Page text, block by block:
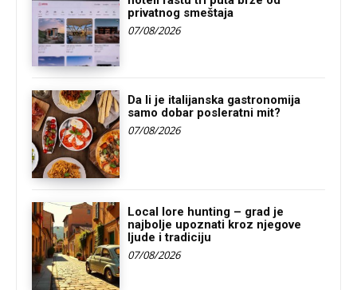
privatnog smeštaja
07/08/2026
Da li je italijanska gastronomija
samo dobar posleratni mit?
07/08/2026
Local lore hunting – grad je
najbolje upoznati kroz njegove
ljude i tradiciju
07/08/2026